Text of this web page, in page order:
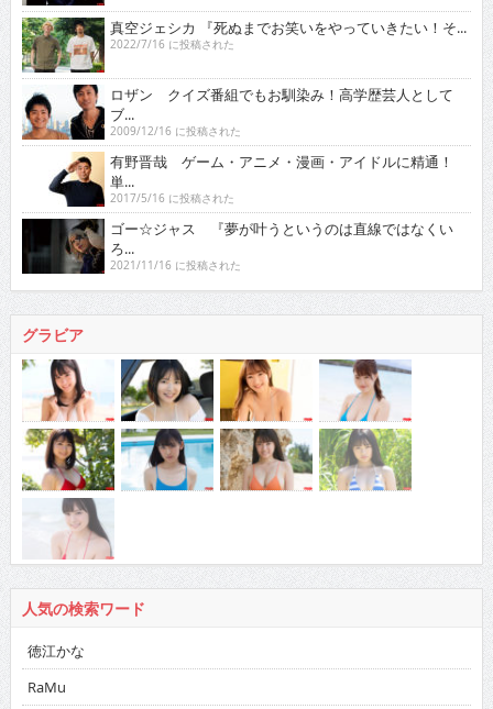
真空ジェシカ 『死ぬまでお笑いをやっていきたい！そ...
2022/7/16 に投稿された
ロザン クイズ番組でもお馴染み！高学歴芸人として
ブ...
2009/12/16 に投稿された
有野晋哉 ゲーム・アニメ・漫画・アイドルに精通！
単...
2017/5/16 に投稿された
ゴー☆ジャス 『夢が叶うというのは直線ではなくい
ろ...
2021/11/16 に投稿された
グラビア
人気の検索ワード
徳江かな
RaMu